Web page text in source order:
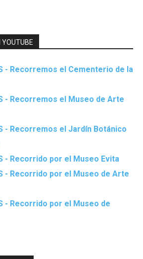
YOUTUBE
- Recorremos el Cementerio de la
- Recorremos el Museo de Arte
- Recorremos el Jardín Botánico
- Recorrido por el Museo Evita
- Recorrido por el Museo de Arte
- Recorrido por el Museo de